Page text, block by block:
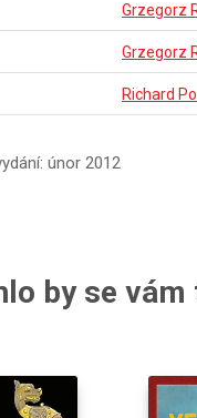
Grzegorz
Grzegorz
Richard
únor 2012
by se